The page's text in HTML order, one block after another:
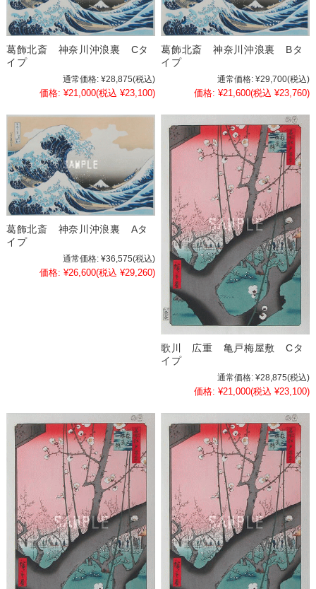
葛飾北斎 神奈川沖浪裏 Cタ
イプ
通常価格: ¥28,875(税込)
価格: ¥21,000(税込 ¥23,100)
葛飾北斎 神奈川沖浪裏 Bタ
イプ
通常価格: ¥29,700(税込)
価格: ¥21,600(税込 ¥23,760)
葛飾北斎 神奈川沖浪裏 Aタ
イプ
通常価格: ¥36,575(税込)
価格: ¥26,600(税込 ¥29,260)
歌川 広重 亀戸梅屋敷 Cタ
イプ
通常価格: ¥28,875(税込)
価格: ¥21,000(税込 ¥23,100)